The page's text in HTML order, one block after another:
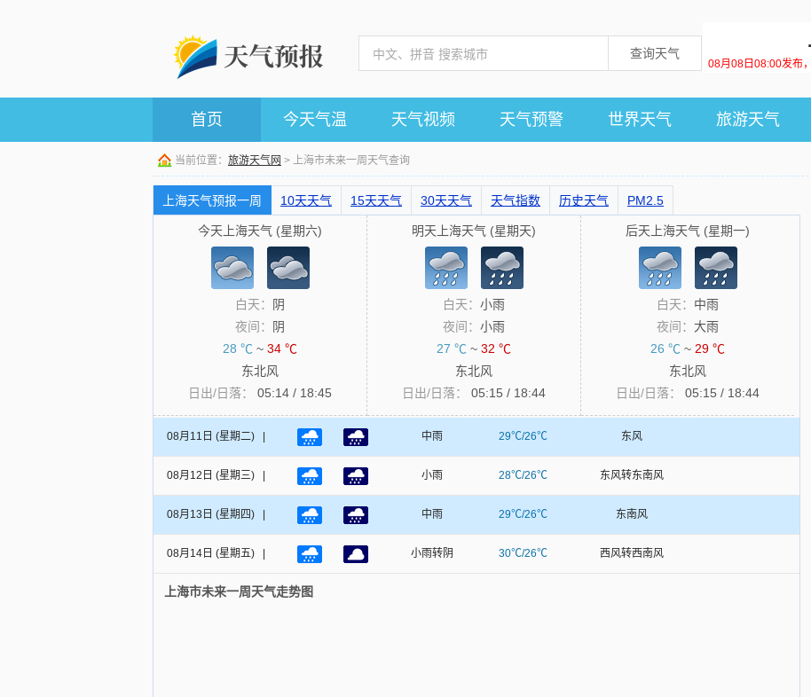
查询天气
08月08日08:00发布
首页 今天气温 天气视频 天气预警 世界天气 旅游天气
当前位置： 旅游天气网 > 上海市未来一周天气查询
上海天气预报一周 10天天气 15天天气 30天天气 天气指数 历史天气 PM2.5
今天上海天气 (星期六)
白天：
阴
夜间：
阴
28 ℃ ~ 34 ℃
东北风
日出/日落：
05:14 / 18:45
明天上海天气 (星期天)
白天： 小雨
夜间： 小雨
27 ℃ ~ 32 ℃
东北风
日出/日落：
05:15 / 18:44
后天上海天气 (星期一)
白天： 中雨
夜间： 大雨
26 ℃ ~ 29 ℃
东北风
日出/日落：
05:15 / 18:44
08月11日 (星期二) | 中雨 29℃/26℃ 东风
08月12日 (星期三) | 小雨 28℃/26℃ 东风转东南风
08月13日 (星期四) | 中雨 29℃/26℃ 东南风
08月14日 (星期五) | 小雨转阴 30℃/26℃ 西风转西南风
上海市未来一周天气走势图